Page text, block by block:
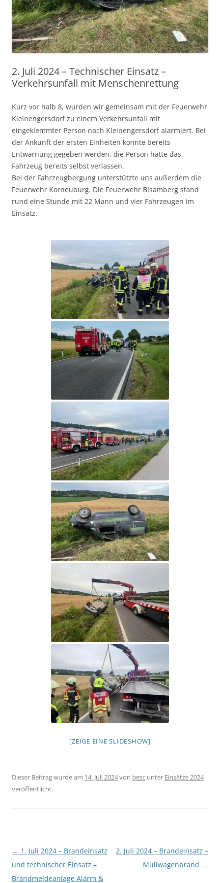
2. Juli 2024 – Technischer Einsatz –
Verkehrsunfall mit Menschenrettung
Kurz vor halb 8, wurden wir gemeinsam mit der Feuerwehr
Kleinengersdorf zu einem Verkehrsunfall mit
eingeklemmter Person nach Kleinengersdorf alarmiert. Bei
der Ankunft der ersten Einheiten konnte bereits
Entwarnung gegeben werden, die Person hatte das
Fahrzeug bereits selbst verlassen.
Bei der Fahrzeugbergung unterstützte uns außerdem die
Feuerwehr Korneuburg. Die Feuerwehr Bisamberg stand
rund eine Stunde mit 22 Mann und vier Fahrzeugen im
Einsatz.
[ZEIGE EINE SLIDESHOW]
Dieser Beitrag wurde am 14. Juli 2024von besc unter Einsätze 2024
veröffentlicht.
Beitragsnavigation
← 1. Juli 2024 – Brandeinsatz
und technischer Einsatz –
Brandmeldeanlage Alarm &
2. Juli 2024 – Brandeinsatz –
Müllwagenbrand →